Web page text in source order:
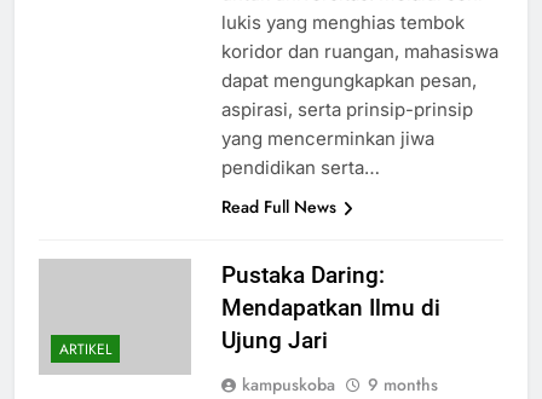
lukis yang menghias tembok
koridor dan ruangan, mahasiswa
dapat mengungkapkan pesan,
aspirasi, serta prinsip-prinsip
yang mencerminkan jiwa
pendidikan serta…
Read Full News
ARTIKEL
Pustaka Daring:
Mendapatkan Ilmu di
Ujung Jari
kampuskoba
9 months